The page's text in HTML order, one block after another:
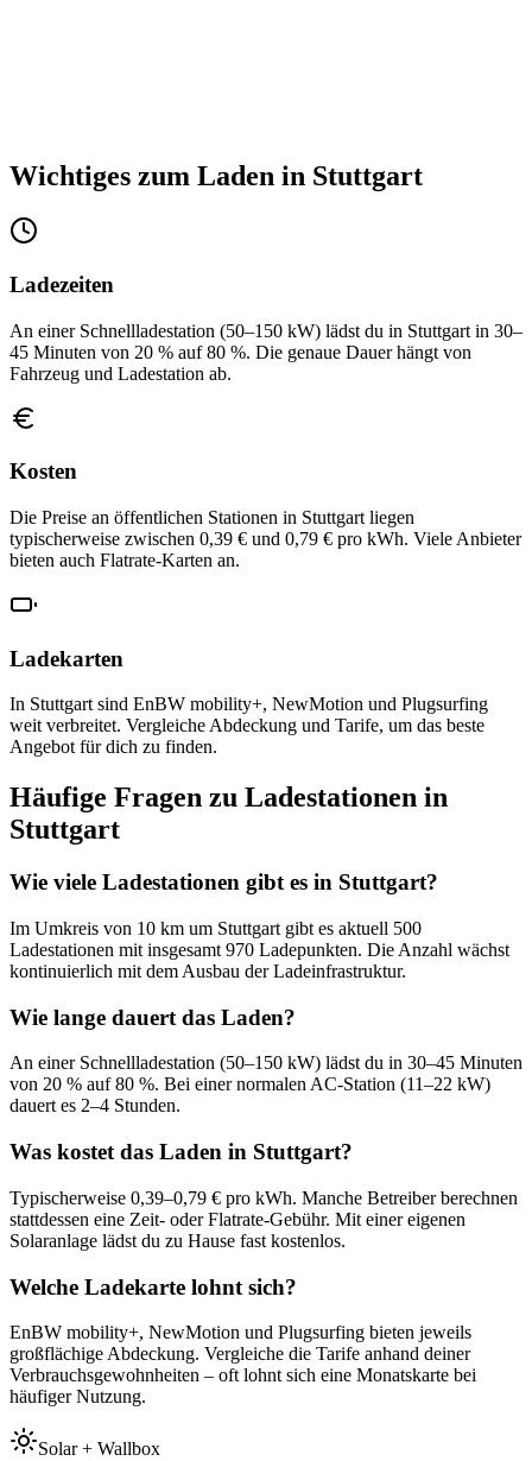
Wichtiges zum Laden in Stuttgart
Ladezeiten
An einer Schnellladestation (50–150 kW) lädst du in Stuttgart in 30–
45 Minuten von 20 % auf 80 %. Die genaue Dauer hängt von
Fahrzeug und Ladestation ab.
Kosten
Die Preise an öffentlichen Stationen in Stuttgart liegen
typischerweise zwischen 0,39 € und 0,79 € pro kWh. Viele Anbieter
bieten auch Flatrate-Karten an.
Ladekarten
In Stuttgart sind EnBW mobility+, NewMotion und Plugsurfing
weit verbreitet. Vergleiche Abdeckung und Tarife, um das beste
Angebot für dich zu finden.
Häufige Fragen zu Ladestationen in
Stuttgart
Wie viele Ladestationen gibt es in Stuttgart?
Im Umkreis von 10 km um Stuttgart gibt es aktuell 500
Ladestationen mit insgesamt 970 Ladepunkten. Die Anzahl wächst
kontinuierlich mit dem Ausbau der Ladeinfrastruktur.
Wie lange dauert das Laden?
An einer Schnellladestation (50–150 kW) lädst du in 30–45 Minuten
von 20 % auf 80 %. Bei einer normalen AC-Station (11–22 kW)
dauert es 2–4 Stunden.
Was kostet das Laden in Stuttgart?
Typischerweise 0,39–0,79 € pro kWh. Manche Betreiber berechnen
stattdessen eine Zeit- oder Flatrate-Gebühr. Mit einer eigenen
Solaranlage lädst du zu Hause fast kostenlos.
Welche Ladekarte lohnt sich?
EnBW mobility+, NewMotion und Plugsurfing bieten jeweils
großflächige Abdeckung. Vergleiche die Tarife anhand deiner
Verbrauchsgewohnheiten – oft lohnt sich eine Monatskarte bei
häufiger Nutzung.
Solar + Wallbox